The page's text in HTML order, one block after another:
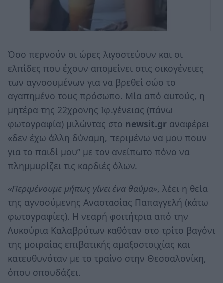
Όσο περνούν οι ώρες λιγοστεύουν και οι
ελπίδες που έχουν απομείνει στις οικογένειες
των αγνοουμένων για να βρεθεί σώο το
αγαπημένο τους πρόσωπο. Μία από αυτούς, η
μητέρα της 22χρονης Ιφιγένειας (πάνω
φωτογραφία) μιλώντας στο newsit.gr αναφέρει
«δεν έχω άλλη δύναμη, περιμένω να μου πουν
για το παιδί μου” με τον ανείπωτο πόνο να
πλημμυρίζει τις καρδιές όλων.
«Περιμένουμε μήπως γίνει ένα θαύμα», λέει η θεία
της αγνοούμενης Αναστασίας Παπαγγελή (κάτω
φωτογραφίες). Η νεαρή φοιτήτρια από την
Λυκούρια Καλαβρύτων καθόταν στο τρίτο βαγόνι
της μοιραίας επιβατικής αμαξοστοιχίας και
κατευθυνόταν με το τραίνο στην Θεσσαλονίκη,
όπου σπουδάζει.